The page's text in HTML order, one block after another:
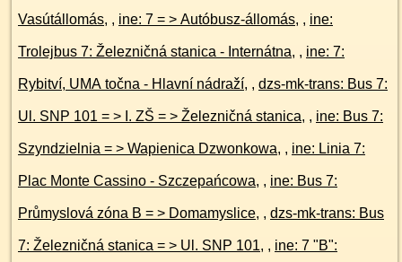
Vasútállomás, , ine: 7 = > Autóbusz-állomás, , ine:
Trolejbus 7: Železničná stanica - Internátna, , ine: 7:
Rybitví, UMA točna - Hlavní nádraží, , dzs-mk-trans: Bus 7:
Ul. SNP 101 = > I. ZŠ = > Železničná stanica, , ine: Bus 7:
Szyndzielnia = > Wapienica Dzwonkowa, , ine: Linia 7:
Plac Monte Cassino - Szczepańcowa, , ine: Bus 7:
Průmyslová zóna B = > Domamyslice, , dzs-mk-trans: Bus
7: Železničná stanica = > Ul. SNP 101, , ine: 7 "B":